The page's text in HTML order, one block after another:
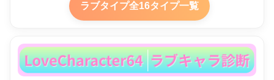
ラブタイプ全16タイプ一覧